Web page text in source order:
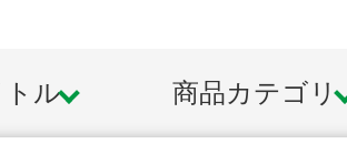
トル 商品カテゴリ